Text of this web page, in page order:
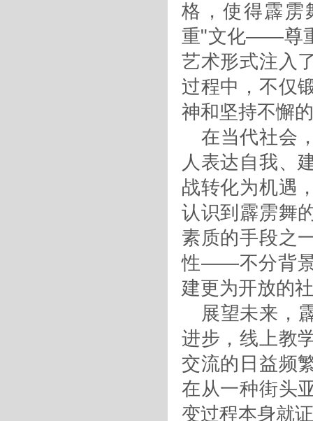
格，使得霹雳
重"文化——尊
艺术形式注入
过程中，不仅
神和坚持不懈
在当代社会
人表达自我、
战转化为机遇
认识到霹雳舞
素质的手段之
性——不分背
建更为开放的
展望未来，
进步，线上教
交流的日益频
在从一种街头
变过程本身就